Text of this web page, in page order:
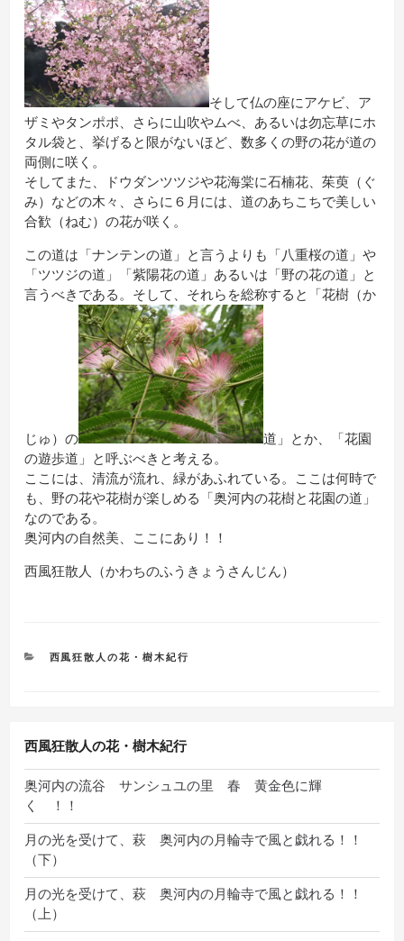
そして仏の座にアケビ、ア
ザミやタンポポ、さらに山吹やムべ、あるいは勿忘草にホ
タル袋と、挙げると限がないほど、数多くの野の花が道の
両側に咲く。
そしてまた、ドウダンツツジや花海棠に石楠花、茱萸（ぐ
み）などの木々、さらに６月には、道のあちこちで美しい
合歓（ねむ）の花が咲く。
この道は「ナンテンの道」と言うよりも「八重桜の道」や
「ツツジの道」「紫陽花の道」あるいは「野の花の道」と
言うべきである。そして、それらを総称すると「花樹（か
じゅ）の
道」とか、「花園
の遊歩道」と呼ぶべきと考える。
ここには、清流が流れ、緑があふれている。ここは何時で
も、野の花や花樹が楽しめる「奥河内の花樹と花園の道」
なのである。
奥河内の自然美、ここにあり！！
西風狂散人（かわちのふうきょうさんじん）
カ
西風狂散人の花・樹木紀行
西風狂散人の花・樹木紀行
奥河内の流谷 サンシュユの里 春 黄金色に輝
く ！！
月の光を受けて、萩 奥河内の月輪寺で風と戯れる！！
（下）
月の光を受けて、萩 奥河内の月輪寺で風と戯れる！！
（上）